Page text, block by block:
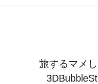
旅するマメ